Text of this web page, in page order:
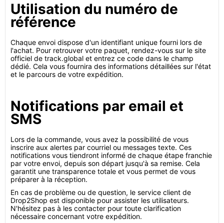
Utilisation du numéro de
référence
Chaque envoi dispose d'un identifiant unique fourni lors de
l'achat. Pour retrouver votre paquet, rendez-vous sur le site
officiel de track.global et entrez ce code dans le champ
dédié. Cela vous fournira des informations détaillées sur l'état
et le parcours de votre expédition.
Notifications par email et
SMS
Lors de la commande, vous avez la possibilité de vous
inscrire aux alertes par courriel ou messages texte. Ces
notifications vous tiendront informé de chaque étape franchie
par votre envoi, depuis son départ jusqu'à sa remise. Cela
garantit une transparence totale et vous permet de vous
préparer à la réception.
En cas de problème ou de question, le service client de
Drop2Shop est disponible pour assister les utilisateurs.
N'hésitez pas à les contacter pour toute clarification
nécessaire concernant votre expédition.